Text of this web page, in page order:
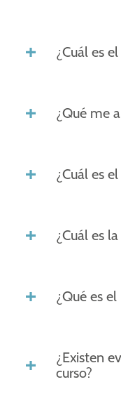
¿Cuál es
¿Qué me
¿Cuál es
¿Cuál es
¿Qué es
¿Existen
curso?